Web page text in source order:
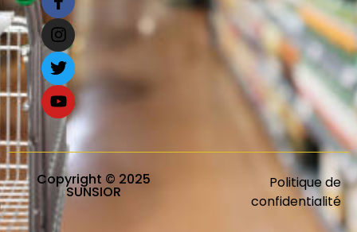
Copyright © 2025
SUNSIOR
Politique de
confidentialité